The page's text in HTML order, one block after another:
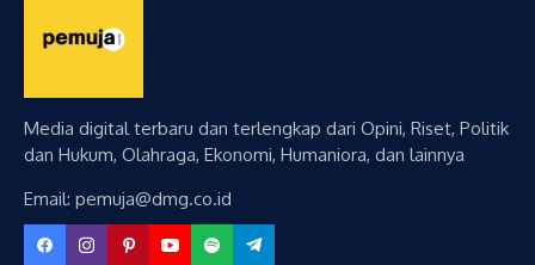
Media digital terbaru dan terlengkap dari Opini, Riset, Politik
dan Hukum, Olahraga, Ekonomi, Humaniora, dan lainnya
Email: pemuja@dmg.co.id